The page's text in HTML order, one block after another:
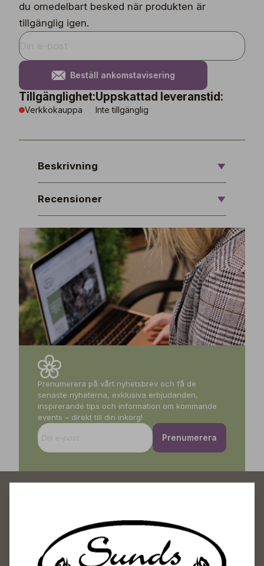
du omedelbart besked när produkten är
tillgänglig igen.
Beställ ankomstavisering
Tillgänglighet:
Verkkokauppa
Uppskattad leveranstid:
Inte tillgänglig
Beskrivning
Recensioner
Prenumerera på vårt nyhetsbrev och få de
senaste nyheterna, exklusiva erbjudanden,
inspirerande tips och information om kommande
events – direkt till din inkorg!
Prenumerera
Sunds Trädgårdscenter